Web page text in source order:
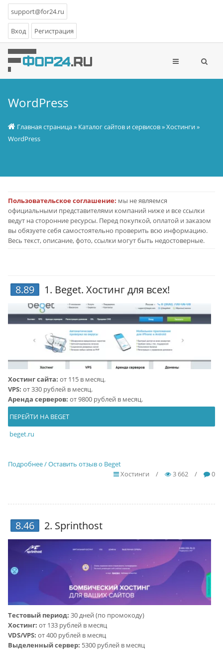
support@for24.ru
Вход Регистрация
WordPress
Главная страница» Каталог сайтов и сервисов»Хостинги»
WordPress
Пользовательское соглашение: мы не являемся
официальными представителями компаний ниже и все ссылки
ведут на сторонние ресурсы. Перед покупкой, оплатой и заказом
вы обязуете себя самостоятельно проверить всю информацию.
Весь текст, описание, фото, ссылки могут быть недостоверные.
8.89 1. Beget. Хостинг для всех!
Хостинг сайта: от 115 в месяц.
VPS: от 330 рублей в месяц.
Аренда серверов: от 9800 рублей в месяц.
ПЕРЕЙТИ НА BEGET
beget.ru
Подробнее / Оставить отзыв о Beget
Хостинги
/ 3 662 / 0
8.46 2. Sprinthost
Тестовый период: 30 дней (по промокоду)
Хостинг: от 133 рублей в месяц
VDS/VPS: от 400 рублей в месяц
Выделенный сервер: 5300 рублей в месяц